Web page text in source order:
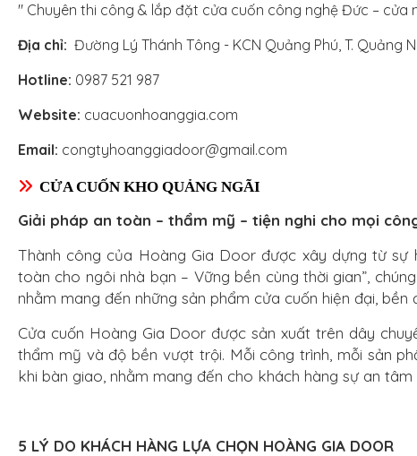
" Chuyên thi công & lắp đặt cửa cuốn công nghệ Đức – cửa
Địa chỉ: Đường Lý Thánh Tông - KCN Quảng Phú, T. Quảng
Hotline: 0987 521 987
Website: cuacuonhoanggia.com
Email: congtyhoanggiadoor@gmail.com
CỬA CUỐN KHO QUẢNG NGÃI
Giải pháp an toàn – thẩm mỹ – tiện nghi cho mọi
Thành công của Hoàng Gia Door được xây dựng từ sự
toàn cho ngôi nhà bạn – Vững bền cùng thời gian”,
nhằm mang đến những sản phẩm cửa cuốn hiện đại,
Cửa cuốn Hoàng Gia Door được sản xuất trên dây
thẩm mỹ và độ bền vượt trội. Mỗi công trình, mỗi sản
khi bàn giao, nhằm mang đến cho khách hàng sự an tâm
5 LÝ DO KHÁCH HÀNG LỰA CHỌN HOÀNG GIA DOOR